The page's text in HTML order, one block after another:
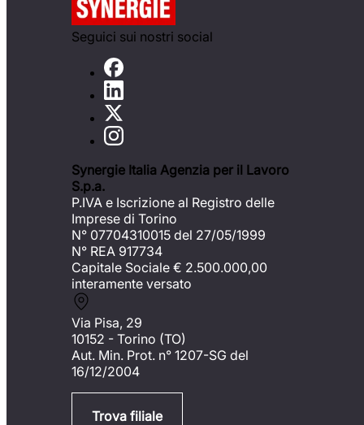
Seguici sui nostri social
Synergie Italia Agenzia per il Lavoro
S.p.a.
P.IVA e Iscrizione al Registro delle
Imprese di Torino
N° 07704310015 del 27/05/1999
N° REA 917734
Capitale Sociale € 2.500.000,00
interamente versato
Via Pisa, 29
10152 - Torino (TO)
Aut. Min. Prot. n° 1207-SG del
16/12/2004
Trova filiale